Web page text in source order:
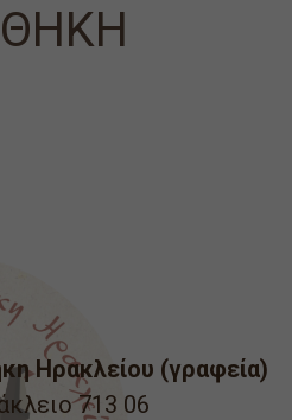
Ηρακλείου (γραφεία)
713 06